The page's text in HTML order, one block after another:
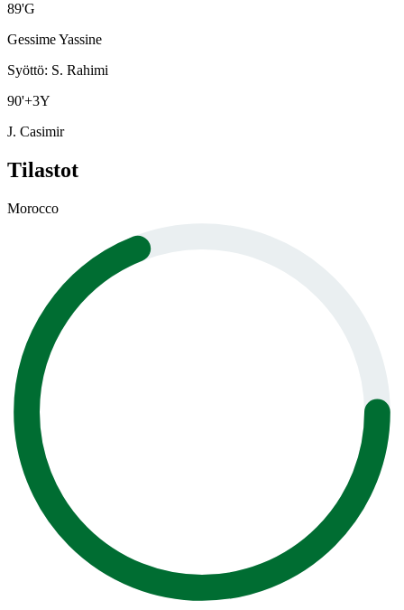
89'G
Gessime Yassine
Syöttö: S. Rahimi
90'+3Y
J. Casimir
Tilastot
Morocco